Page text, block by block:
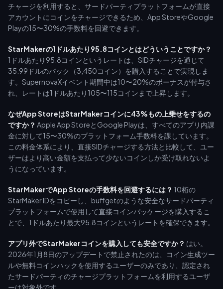
チャージを利用すると、サードパーティプラットフォームが直接
アカウントにコインをチャージできるため、App StoreやGoogle
Playの15〜30%の手数料を回避できます。
StarMakerの1ドルあたり95.8コインとはどういうことですか？
1ドルあたり95.8コインというレートは、SIDチャージを通じて
35.99ドルのパック（3,450コイン）を購入することで実現しま
す。SupernovaXイベント期間中は10〜20%のボーナスが付与さ
れ、レートは1ドルあたり105〜115コインまで上昇します。
なぜApp StoreはStarMakerコインに43%もの上乗せをするの
ですか？ Apple App StoreとGoogle Playは、すべてのアプリ内課
金に対して15〜30%のプラットフォーム手数料を課しています。
この料金体系により、直接SIDチャージする方法と比較して、ユー
ザーはより高い金額を支払って少ないコインしか受け取れないよ
うになっています。
StarMakerでApp Storeの手数料を回避するには？ 10桁の
StarMaker IDをコピーし、buffgetのような安全なサードパーティ
プラットフォームで使用して直接コインパッケージを購入するこ
とで、1ドルあたり最大95.8コインというレートを確保できます。
アプリ外でStarMakerコインを購入しても安全ですか？ はい。
2026年1月8日のアップデートで禁止されたのは、コイン生成ツー
ルや無料コインハックを使用するユーザーのみであり、認定され
たサードパーティのチャージプラットフォームを利用するユーザ
ーは対象外です。